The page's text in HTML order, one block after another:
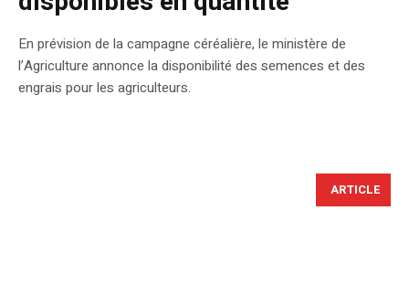
En prévision de la campagne céréalière, le ministère de
l’Agriculture annonce la disponibilité des semences et des
engrais pour les agriculteurs.
ARTICLE